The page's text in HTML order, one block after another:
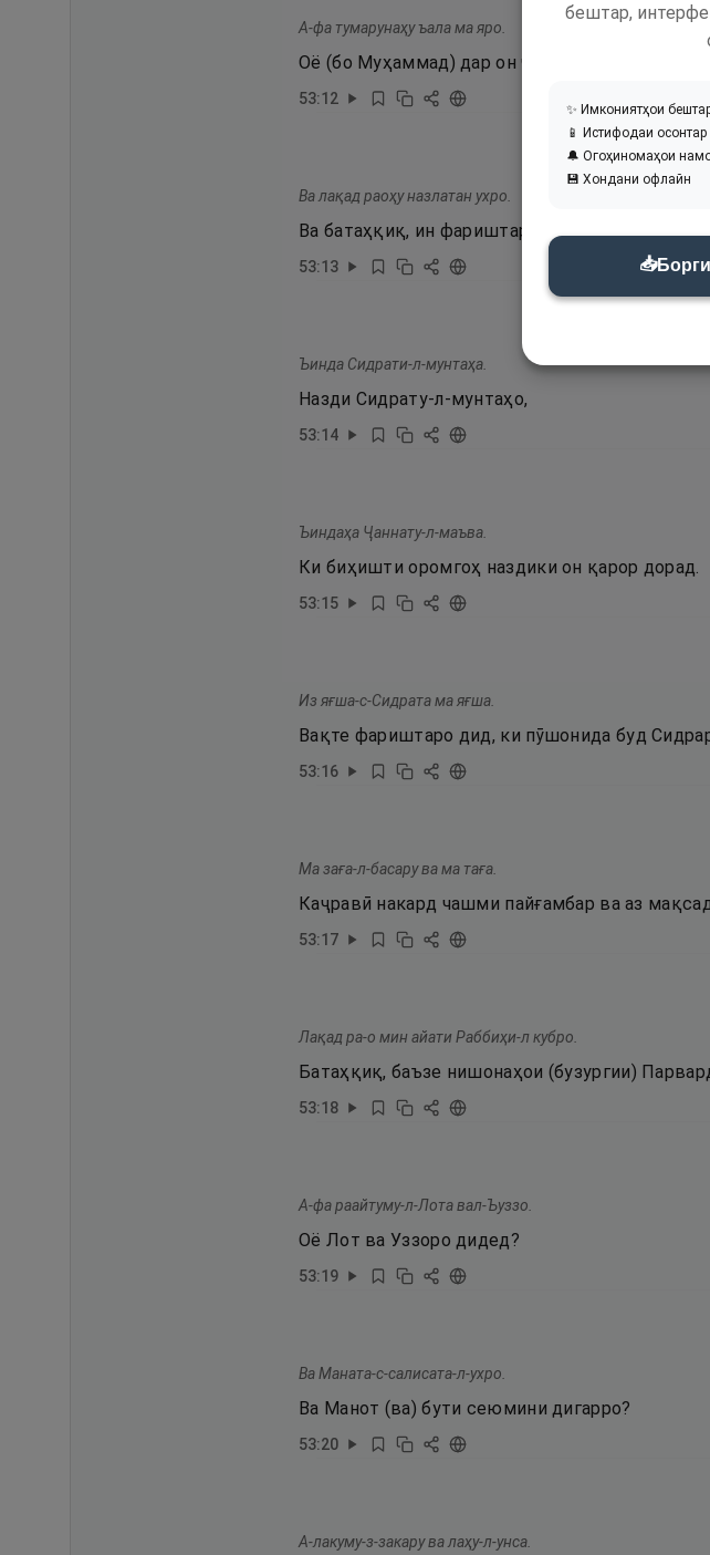
А-фа тумарунаҳу ъала ма яро.
Оё (бо Муҳаммад) дар он чӣ дидааст, муҷодала
53:12
Ва лақад раоҳу назлатан ухро.
Ва батаҳқиқ, ин фариштаро як бори дигар
53:13
Ъинда Сидрати-л-мунтаҳа.
Назди Сидрату-л-мунтаҳо,
53:14
Ъиндаҳа Ҷаннату-л-маъва.
Ки биҳишти оромгоҳ наздики он қарор дорад.
53:15
Из яғша-с-Сидрата ма яғша.
Вақте фариштаро дид, ки пӯшонида буд
53:16
Ма заға-л-басару ва ма таға.
Каҷравӣ накард чашми пайғамбар ва аз
53:17
Лақад ра-о мин айати Раббиҳи-л кубро.
Батаҳқиқ, баъзе нишонаҳои (бузургии)
53:18
А-фа раайтуму-л-Лота вал-Ъуззо.
Оё Лот ва Уззоро дидед?
53:19
Ва Маната-с-салисата-л-ухро.
Ва Манот (ва) бути сеюмини дигарро?
53:20
А-лакуму-з-закару ва лаҳу-л-унса.
бештар,
✨ Имкониятҳои
📱 Истифодаи осонтар
🔔 Огоҳиномаҳои
💾 Хондани офлайн
📥